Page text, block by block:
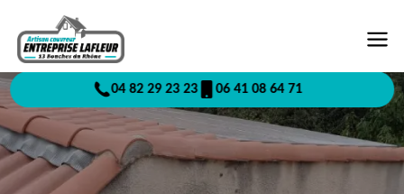
04 82 29 23 23 06 41 08 64 71